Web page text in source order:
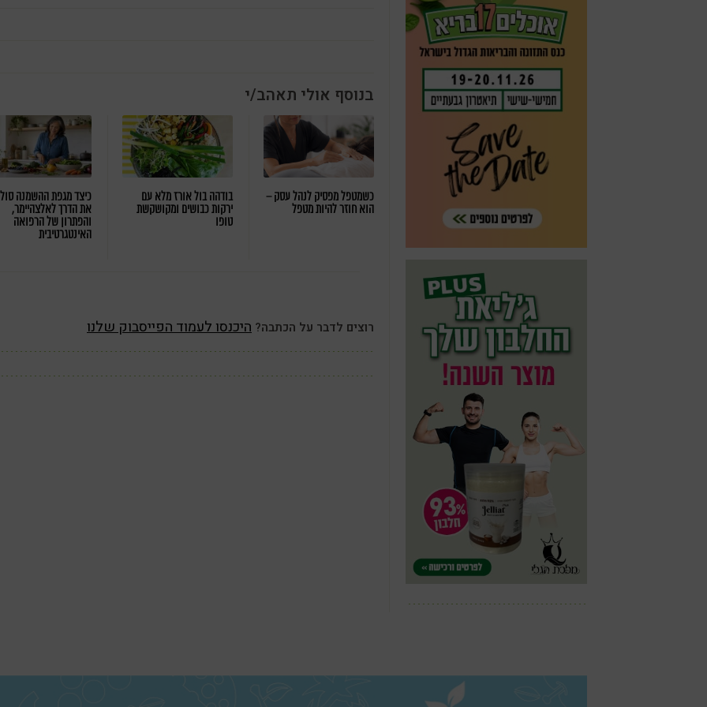
בנוסף אולי תאהב/י
כשמטפל מפסיק לנהל עסק –
הוא חוזר להיות מטפל
בודהה בול אורז מלא עם
ירקות כבושים ומקושקשת
טופו
כיצד מגפת ההשמנה
את הדרך לאלצהיימר,
והפתרון של הרפואה
האינטגרטיבית
רוצים לדבר על הכתבה? היכנסו לעמוד הפייסבוק שלנו